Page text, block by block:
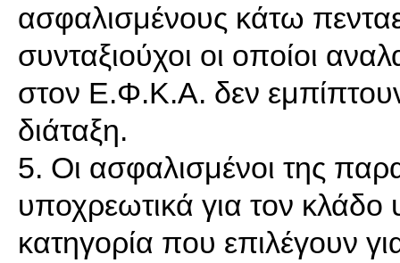
ασφαλισμένους κάτω
συνταξιούχοι οι οποίοι
στον Ε.Φ.Κ.Α. δεν
διάταξη.
5. Οι ασφαλισμένοι της
υποχρεωτικά για τον κλάδο
κατηγορία που επιλέγουν